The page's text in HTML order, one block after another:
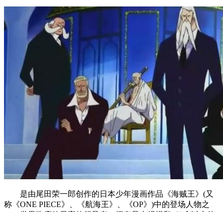
是由尾田荣一郎创作的日本少年漫画作品《海贼王》(又
称《ONE PIECE》、《航海王》、《OP》)中的登场人物之